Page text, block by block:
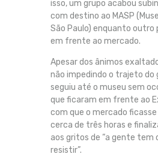
isso, um grupo acabou
com destino ao MASP
São Paulo) enquanto outro
em frente ao mercado.
Apesar dos ânimos
não impedindo o trajeto do
seguiu até o museu sem
que ficaram em frente ao
com que o mercado
cerca de três horas e
aos gritos de “a gente tem
resistir”.